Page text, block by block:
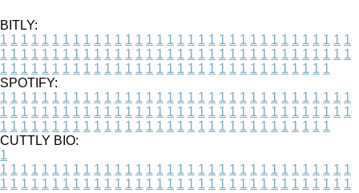
BITLY:
1 1 1 1 1 1 1 1 1 1 1 1 1 1 1 1 1 1 1 1 1 1 1 1 1 1 1 1 1 1 1 1 1 1
1 1 1 1 1 1 1 1 1 1 1 1 1 1 1 1 1 1 1 1 1 1 1 1 1 1 1 1 1 1 1 1 1 1
1 1 1 1 1 1 1 1 1 1 1 1 1 1 1 1 1 1 1 1 1 1 1 1 1 1 1 1 1 1 1 1
SPOTIFY:
1 1 1 1 1 1 1 1 1 1 1 1 1 1 1 1 1 1 1 1 1 1 1 1 1 1 1 1 1 1 1 1 1 1
1 1 1 1 1 1 1 1 1 1 1 1 1 1 1 1 1 1 1 1 1 1 1 1 1 1 1 1 1 1 1 1 1 1
1 1 1 1 1 1 1 1 1 1 1 1 1 1 1 1 1 1 1 1 1 1 1 1 1 1 1 1 1 1 1 1
CUTTLY BIO:
1
1 1 1 1 1 1 1 1 1 1 1 1 1 1 1 1 1 1 1 1 1 1 1 1 1 1 1 1 1 1 1 1 1 1
1 1 1 1 1 1 1 1 1 1 1 1 1 1 1 1 1 1 1 1 1 1 1 1 1 1 1 1 1 1 1 1 1 1